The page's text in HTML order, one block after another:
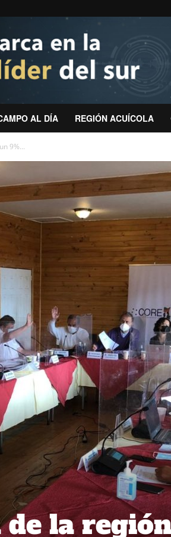
AL DÍA REGIÓN ACUÍCOLA
9%...
de la